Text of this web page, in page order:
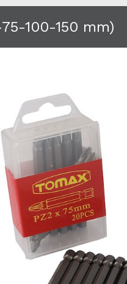
100-150 mm)